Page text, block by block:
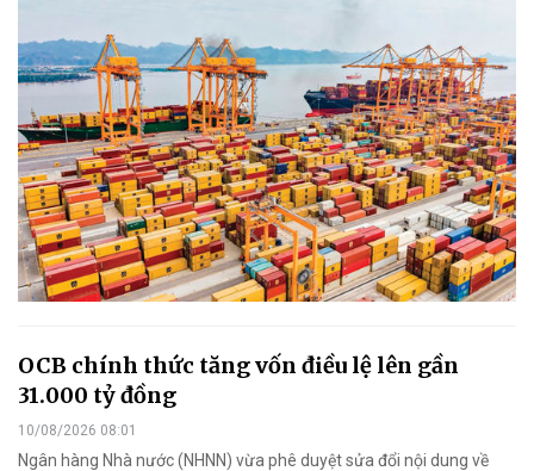
OCB chính thức tăng vốn điều lệ lên gần
31.000 tỷ đồng
10/08/2026 08:01
Ngân hàng Nhà nước (NHNN) vừa phê duyệt sửa đổi nội dung về